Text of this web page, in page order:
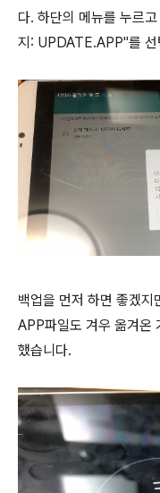
다. 하단의 메뉴를 누르
지: UPDATE.APP"를 선
백업을 먼저 하면 좋겠
APP파일도 겨우 옮겨온
했습니다.